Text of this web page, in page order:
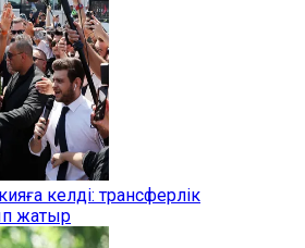
келді: трансферлік
жатыр